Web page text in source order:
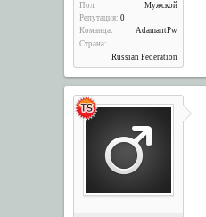
Пол:
Мужской
Репутация: 0
Команда:
AdamantPw
Страна:
Russian Federation